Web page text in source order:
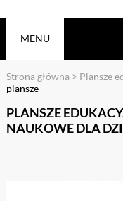
MENU
Strona główna > Plansze
plansze
PLANSZE
NAUKOWE DLA